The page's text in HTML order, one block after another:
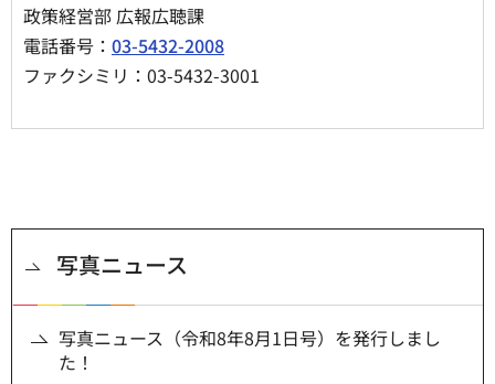
政策経営部 広報広聴課
電話番号： 03-5432-2008
ファクシミリ：03-5432-3001
写真ニュース
写真ニュース（令和8年8月1日号）を発行しまし
た！